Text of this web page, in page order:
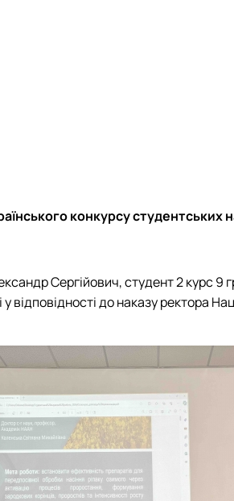
конкурсу
Сергійович, студент 2 курс 9
відповідності до наказу ректора